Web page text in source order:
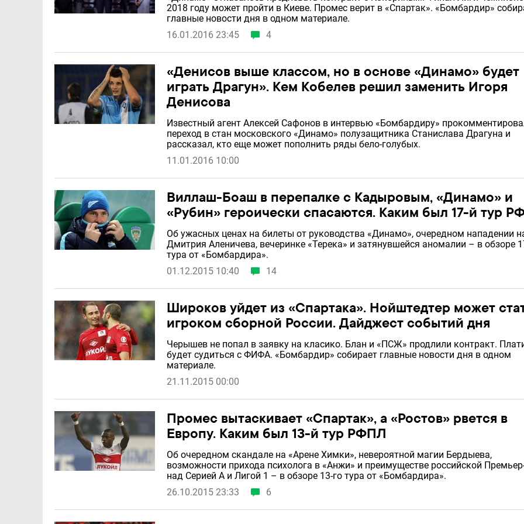
2018 году может пройти в Киеве. Промес верит в «Спартак». «Бомбардир»
главные новости дня в одном материале.
16.01.2016 23:45
4
«Денисов выше классом, но в основе «Динамо» будет
играть Драгун». Кем Кобелев решил заменить Игоря
Денисова
Известный агент Алексей Сафонов в интервью «Бомбардиру»
переход в стан московского «Динамо» полузащитника Станислава Драгуна и
рассказал, кто еще может пополнить ряды бело-голубых.
11.01.2016 10:00
Виллаш-Боаш в перепалке с Кадыровым, «Динамо» и
«Рубин» героически спасаются. Каким был 17-й тур
Об ужасных ценах на билеты от руководства «Динамо», очередном нападении
Дмитрия Аленичева, вечеринке «Терека» и затянувшейся аномалии – в обзоре
тура от «Бомбардира».
01.12.2015 10:40
14
Широков уйдет из «Спартака». Нойштедтер может
игроком сборной России. Дайджест событий дня
Черышев не попал в заявку на класико. Блан и «ПСЖ» продлили контракт.
будет судиться с ФИФА. «Бомбардир» собирает главные новости дня в одном
материале.
21.11.2015 00:00
Промес вытаскивает «Спартак», а «Ростов» рвется в
Европу. Каким был 13-й тур РФПЛ
Об очередном скандале на «Арене Химки», невероятной магии Бердыева,
возможности прихода психолога в «Анжи» и преимуществе российской
над Серией А и Лигой 1 – в обзоре 13-го тура от «Бомбардира».
26.10.2015 23:33
6